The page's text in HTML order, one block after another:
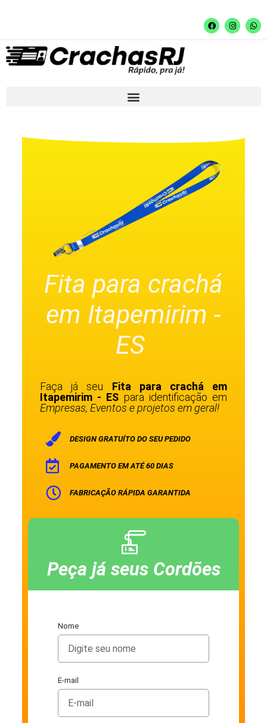
Fita para crachá
em Itapemirim -
ES
Faça já seu Fita para crachá em
Itapemirim - ES para identificação em
Empresas, Eventos e projetos em geral!
DESIGN GRATUÍTO DO SEU PEDIDO
PAGAMENTO EM ATÉ 60 DIAS
FABRICAÇÃO RÁPIDA GARANTIDA
Peça já seus Cordões
Nome
E-mail